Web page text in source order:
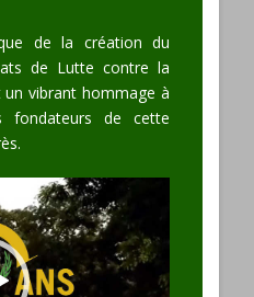
de la création du
de Lutte contre la
un vibrant hommage à
fondateurs de cette